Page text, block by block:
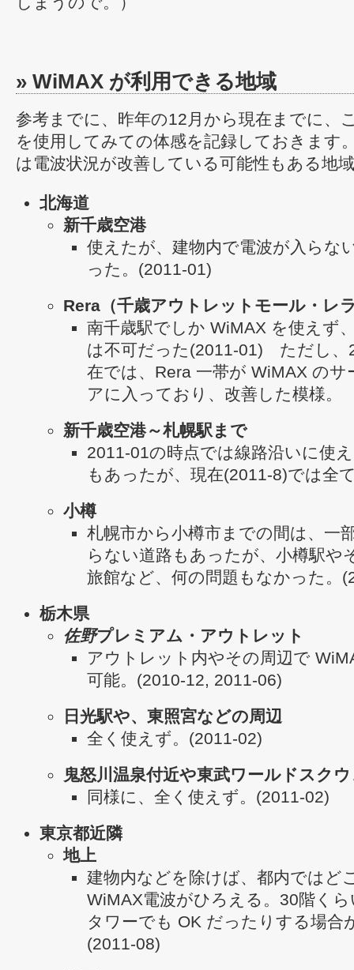
» WiMAX が利用できる地域
参考までに、昨年の12月から現在までに、
を使用してみての体感を記録しておきます
は電波状況が改善している可能性もある地
北海道
新千歳空港
使えたが、建物内で電波が入らな
った。(2011-01)
Rera（千歳アウトレットモール・レ
南千歳駅でしか WiMAX を使えず
は不可だった(2011-01) ただし、
在では、Rera 一帯が WiMAX のサ
アに入っており、改善した模様。
新千歳空港～札幌駅まで
2011-01の時点では線路沿いに使
もあったが、現在(2011-8)では全
小樽
札幌市から小樽市までの間は、一
らない道路もあったが、小樽駅や
旅館など、何の問題もなかった。
栃木県
佐野プレミアム・アウトレット
アウトレット内やその周辺で
可能。(2010-12, 2011-06)
日光駅や、東照宮などの周辺
全く使えず。(2011-02)
鬼怒川温泉付近や東武ワールドスク
同様に、全く使えず。(2011-02)
東京都近隣
地上
建物内などを除けば、都内ではど
WiMAX電波がひろえる。30階く
タワーでも OK だったりする場合
(2011-08)